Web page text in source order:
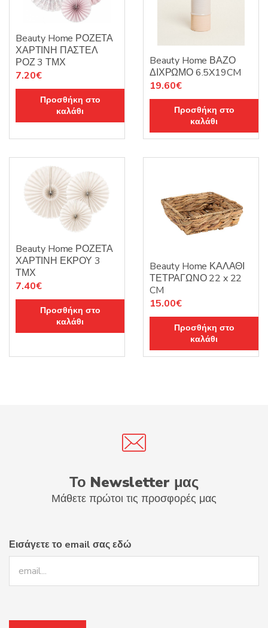
Beauty Home ΡΟΖΕΤΑ
ΧΑΡΤΙΝΗ ΠΑΣΤΕΛ
ΡΟΖ 3 ΤΜΧ
7.20€
Προσθήκη στο
καλάθι
Beauty Home ΒΑΖΟ
ΔΙΧΡΩΜΟ 6.5X19CM
19.60€
Προσθήκη στο
καλάθι
Beauty Home ΡΟΖΕΤΑ
ΧΑΡΤΙΝΗ ΕΚΡΟΥ 3
ΤΜΧ
7.40€
Προσθήκη στο
καλάθι
Beauty Home ΚΑΛΑΘΙ
ΤΕΤΡΑΓΩΝΟ 22 x 22
CM
15.00€
Προσθήκη στο
καλάθι
Το Newsletter μας
Μάθετε πρώτοι τις προσφορές μας
Εισάγετε το email σας εδώ